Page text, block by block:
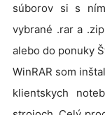
súborov si s
vybrané .rar a
alebo do ponuky
WinRAR som
klientskych